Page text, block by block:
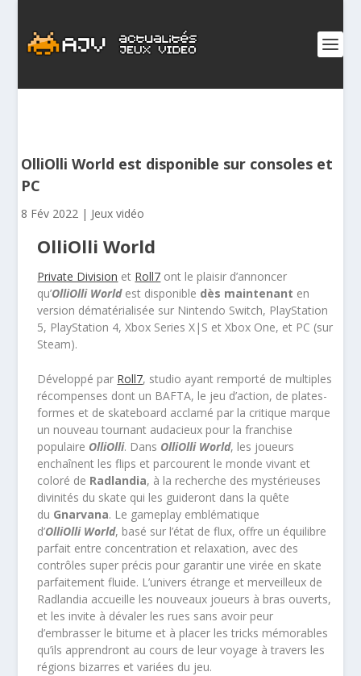
OlliOlli World est disponible sur consoles et
PC
8 Fév 2022 | Jeux vidéo
OlliOlli World
Private Division et Roll7 ont le plaisir d’annoncer
qu’OlliOlli Worldest disponible dès maintenant en
version dématérialisée sur Nintendo Switch, PlayStation
5, PlayStation 4, Xbox Series X|S et Xbox One, et PC (sur
Steam).
Développé par Roll7, studio ayant remporté de multiples
récompenses dont un BAFTA, le jeu d’action, de plates-
formes et de skateboard acclamé par la critique marque
un nouveau tournant audacieux pour la franchise
populaire OlliOlli. Dans OlliOlli World, les joueurs
enchaînent les flips et parcourent le monde vivant et
coloré de Radlandia, à la recherche des mystérieuses
divinités du skate qui les guideront dans la quête
du Gnarvana. Le gameplay emblématique
d’OlliOlli World, basé sur l’état de flux, offre un équilibre
parfait entre concentration et relaxation, avec des
contrôles super précis pour garantir une virée en skate
parfaitement fluide. L’univers étrange et merveilleux de
Radlandia accueille les nouveaux joueurs à bras ouverts,
et les invite à dévaler les rues sans avoir peur
d’embrasser le bitume et à placer les tricks mémorables
qu’ils apprendront au cours de leur voyage à travers les
régions bizarres et variées du jeu.